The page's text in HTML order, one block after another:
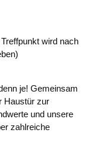
wird nach
je! Gemeinsam
Haustür zur
und unsere
zahlreiche